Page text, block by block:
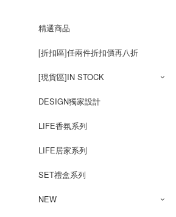
精選商品
[折扣區]任兩件折扣價再八折
[現貨區]IN STOCK
DESIGN獨家設計
LIFE香氛系列
LIFE居家系列
SET禮盒系列
NEW